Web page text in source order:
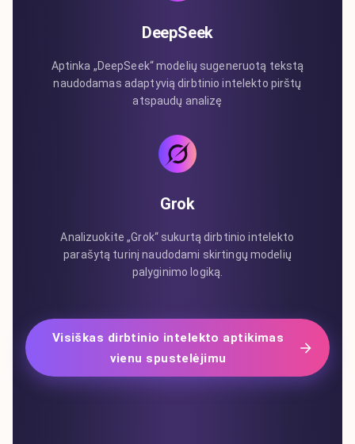
DeepSeek
Aptinka „DeepSeek“ modelių sugeneruotą tekstą
naudodamas adaptyvią dirbtinio intelekto pirštų
atspaudų analizę
Grok
Analizuokite „Grok“ sukurtą dirbtinio intelekto
parašytą turinį naudodami skirtingų modelių
palyginimo logiką.
Visiškas dirbtinio intelekto aptikimas
vienu spustelėjimu